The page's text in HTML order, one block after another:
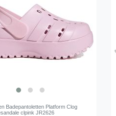
Badepantoletten Platform Clog
clpink JR2626